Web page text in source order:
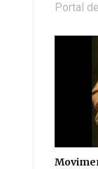
Portal